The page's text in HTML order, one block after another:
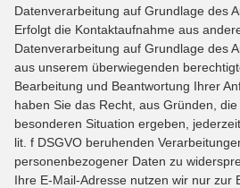
Datenverarbeitung auf Grundlage des
Erfolgt die Kontaktaufnahme aus
Datenverarbeitung auf Grundlage des
aus unserem überwiegenden
Bearbeitung und Beantwortung Ihrer
haben Sie das Recht, aus Gründen,
besonderen Situation ergeben,
lit. f DSGVO beruhenden
personenbezogener Daten zu
Ihre E-Mail-Adresse nutzen wir nur zur